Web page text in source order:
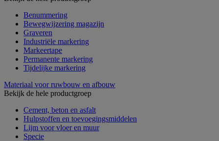
Benummering
Bewegwijzering magazijn
Graveren
Industriële markering
Markeertape
Permanente markering
Tijdelijke markering
Materiaal voor ruwbouw en afbouw
Bekijk de hele productgroep
Cement, beton en asfalt
Hulpstoffen en toevoegingsmiddelen
Lijm voor vloer en muur
Specie